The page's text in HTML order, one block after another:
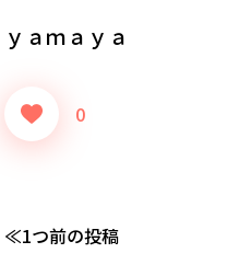
ｙａｍａｙａ
0
1つ前の投稿